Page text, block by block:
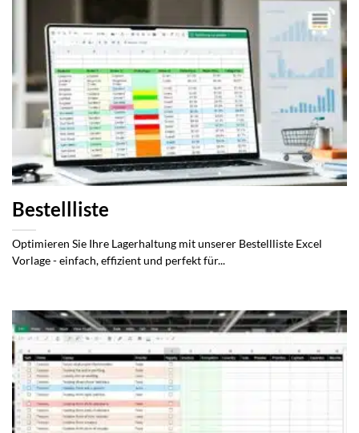
Bestellliste
Optimieren Sie Ihre Lagerhaltung mit unserer Bestellliste Excel
Vorlage - einfach, effizient und perfekt für...